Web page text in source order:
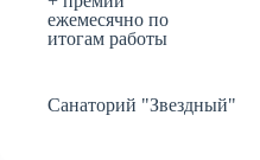
ежемесячно по
итогам работы
Санаторий "Звездный"